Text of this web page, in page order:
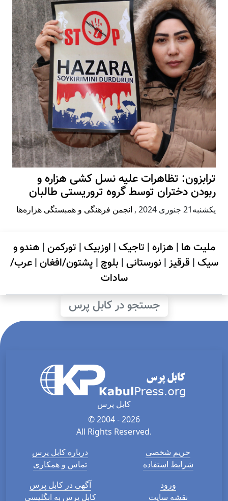
ترابزون: تظاهرات علیه نسل کشی هزاره و
ربودن دختران توسط گروه تروریستی طالبان
يكشنبه21 جنوری 2024 , انجمن فرهنگی و همبستگی هزاره‌ها
ملیت ها | هزاره| تاجیک| اوزبیک| تورکمن| هندو و
سیک| قرقیز| نورستانی| بلوچ | پشتون/افغان|عرب/
سادات
جستجو در کابل پرس
کابل پرس
© 2004 - 2026
All Rights Reserved.
درباره کابل پرس
تماس و همکاری
حریم شخصی
شرایط استفاده
آگهی در کابل پرس
کابل پرس به انگلیسی
ورود
نقشه سایت